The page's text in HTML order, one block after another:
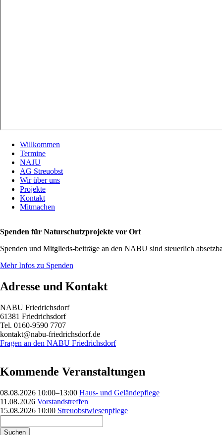
Willkommen
Termine
NAJU
AG Streuobst
Wir über uns
Projekte
Kontakt
Mitmachen
Spenden für Naturschutzprojekte vor Ort
Spenden und Mitglieds-beiträge an den NABU sind steuerlich
Mehr Infos zu Spenden
Adresse und Kontakt
NABU Friedrichsdorf
61381 Friedrichsdorf
Tel. 0160-9590 7707
kontakt@nabu-friedrichsdorf.de
Fragen an den NABU Friedrichsdorf
Kommende Veranstaltungen
08.08.2026 10:00–13:00 Haus- und Geländepflege
11.08.2026 Vorstandstreffen
15.08.2026 10:00 Streuobstwiesenpflege
Suchen